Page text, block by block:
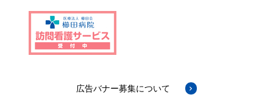
広告バナー募集について